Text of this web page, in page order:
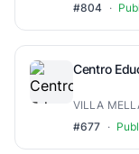
#804 ·
Centro
VILLA
#677 ·